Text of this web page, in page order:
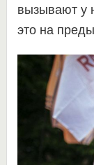
вызывают у
это на